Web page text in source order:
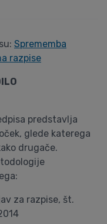
Sprememba
razpise
predstavlja
glede katerega
drugače.
za razpise, št.